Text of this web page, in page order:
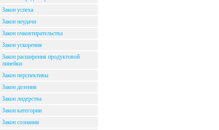
Закон успеха
Закон неудачи
Закон очковтирательства
Закон ускорения
Закон расширения продуктовой
линейки
Закон перспективы
Закон деления
Закон лидерства
Закон категории
Закон сознания